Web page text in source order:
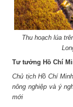
Thu hoạch lúa
Tư tưởng Hồ Chí
Chủ tịch Hồ Chí
nông nghiệp và ý
mới